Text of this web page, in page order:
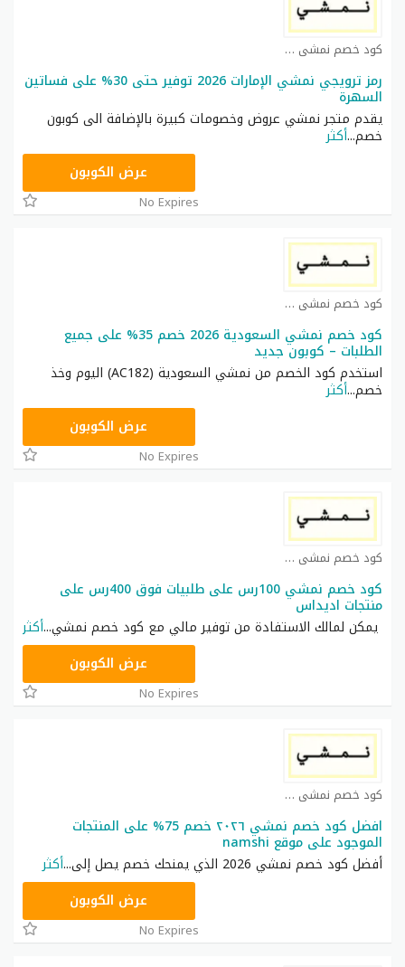
كود خصم نمشي كوبون
رمز ترويجي نمشي الإمارات 2026 توفير حتى 30% على فساتين
السهرة
يقدم متجر نمشي عروض وخصومات كبيرة بالإضافة الى كوبون
خصم...أكثر
TRSS148عرض الكوبون
No Expires
كود خصم نمشي كوبون
كود خصم نمشي السعودية 2026 خصم 35% على جميع
الطلبات – كوبون جديد
استخدم كود الخصم من نمشي السعودية (AC182) اليوم وخذ
خصم...أكثر
AC182عرض الكوبون
No Expires
كود خصم نمشي كوبون
كود خصم نمشي 100رس على طلبيات فوق 400رس على
منتجات اديداس
يمكن لمالك الاستفادة من توفير مالي مع كود خصم نمشي...أكثر
TRSS147عرض الكوبون
No Expires
كود خصم نمشي كوبون
افضل كود خصم نمشي ٢٠٢٦ خصم 75% على المنتجات
الموجود على موقع namshi
أفضل كود خصم نمشي 2026 الذي يمنحك خصم يصل إلى
...أكثر
AC182عرض الكوبون
No Expires